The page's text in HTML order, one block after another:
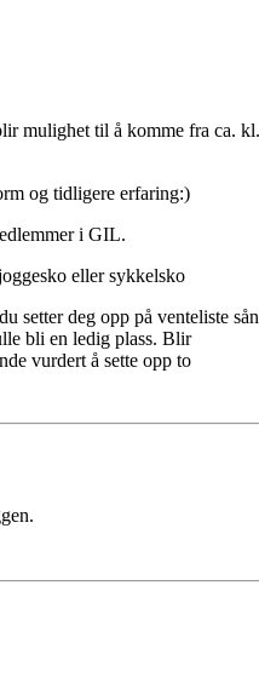
mulighet til å komme fra ca. kl.
og tidligere erfaring:)
i GIL.
eller sykkelsko
setter deg opp på venteliste
bli en ledig plass. Blir
vurdert å sette opp to